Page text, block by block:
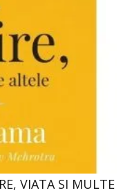
VIATA SI MULTE